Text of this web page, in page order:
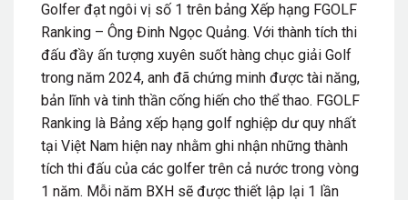
Golfer đạt ngôi vị số 1 trên bảng Xếp hạng FGOLF
Ranking – Ông Đinh Ngọc Quảng. Với thành tích thi
đấu đầy ấn tượng xuyên suốt hàng chục giải Golf
trong năm 2024, anh đã chứng minh được tài năng,
bản lĩnh và tinh thần cống hiến cho thể thao. FGOLF
Ranking là Bảng xếp hạng golf nghiệp dư quy nhất
tại Việt Nam hiện nay nhằm ghi nhận những thành
tích thi đấu của các golfer trên cả nước trong vòng
1 năm. Mỗi năm BXH sẽ được thiết lập lại 1 lần